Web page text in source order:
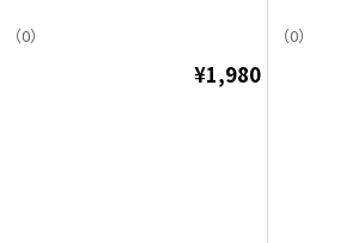
（0）
¥1,980
（0）